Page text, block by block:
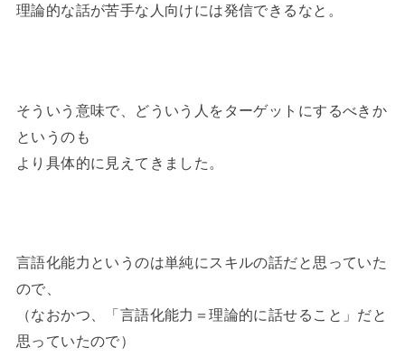
理論的な話が苦手な人向けには発信できるなと。
そういう意味で、どういう人をターゲットにするべきか
というのも
より具体的に見えてきました。
言語化能力というのは単純にスキルの話だと思っていた
ので、
（なおかつ、「言語化能力＝理論的に話せること」だと
思っていたので）